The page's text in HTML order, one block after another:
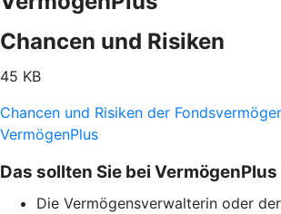
Chancen und Risiken
45 KB
Chancen und Risiken der
VermögenPlus
Das sollten Sie bei
Die Vermögensverwalterin oder der